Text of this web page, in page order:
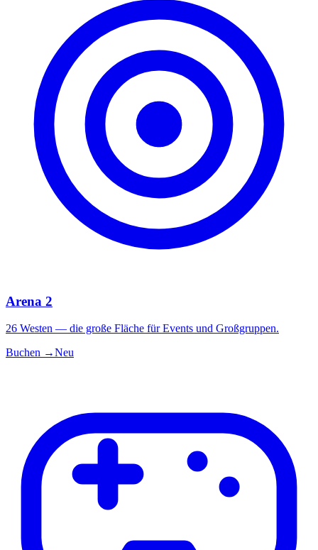
Arena 2
26 Westen — die große Fläche für Events und Großgruppen.
Buchen →Neu